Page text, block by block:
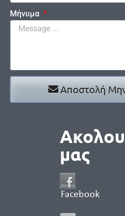
Μήνυμα
Αποστολή
μας
Facebook